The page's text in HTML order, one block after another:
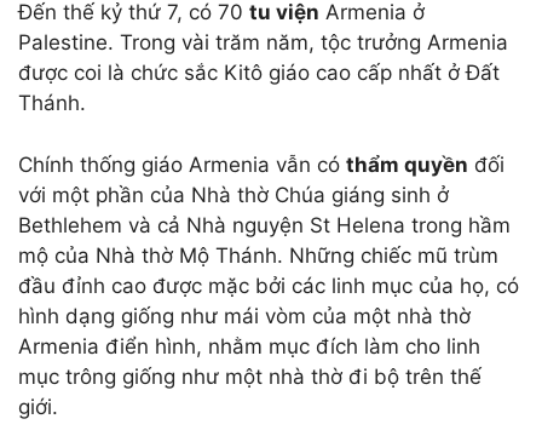
Đến thế kỷ thứ 7, có 70 tu viện Armenia ở
Palestine. Trong vài trăm năm, tộc trưởng Armenia
được coi là chức sắc Kitô giáo cao cấp nhất ở Đất
Thánh.
Chính thống giáo Armenia vẫn có thẩm quyền đối
với một phần của Nhà thờ Chúa giáng sinh ở
Bethlehem và cả Nhà nguyện St Helena trong hầm
mộ của Nhà thờ Mộ Thánh. Những chiếc mũ trùm
đầu đỉnh cao được mặc bởi các linh mục của họ, có
hình dạng giống như mái vòm của một nhà thờ
Armenia điển hình, nhằm mục đích làm cho linh
mục trông giống như một nhà thờ đi bộ trên thế
giới.